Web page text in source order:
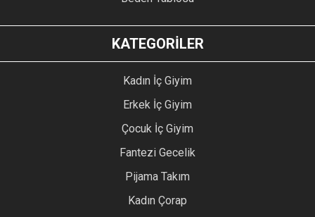
KATEGORİLER
Kadın İç Giyim
Erkek İç Giyim
Çocuk İç Giyim
Fantezi Gecelik
Pijama Takım
Kadın Çorap